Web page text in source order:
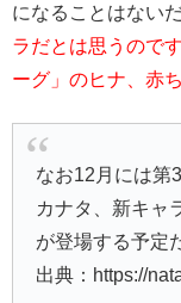
になることはない
ラだとは思うので
ーグ」のヒナ、赤
なお12月には第
カナタ、新キャ
が登場する予定
出典：https://